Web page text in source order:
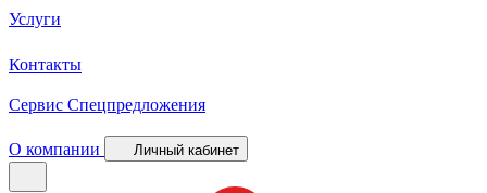
Услуги
Контакты
Сервис Спецпредложения
О компании Личный кабинет